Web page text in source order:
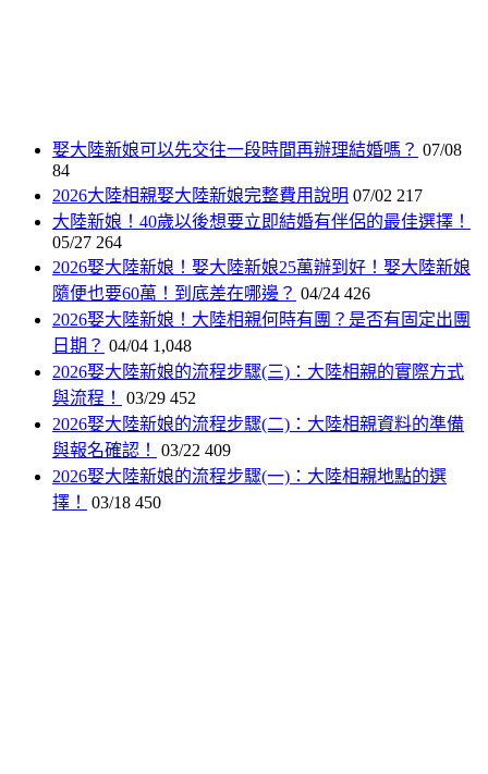
娶大陸新娘可以先交往一段時間再辦理結婚嗎？ 07/08
84
2026大陸相親娶大陸新娘完整費用說明 07/02 217
大陸新娘！40歲以後想要立即結婚有伴侶的最佳選擇！
05/27 264
2026娶大陸新娘！娶大陸新娘25萬辦到好！娶大陸新娘
隨便也要60萬！到底差在哪邊？ 04/24 426
2026娶大陸新娘！大陸相親何時有團？是否有固定出團
日期？ 04/04 1,048
2026娶大陸新娘的流程步驟(三)：大陸相親的實際方式
與流程！
03/29 452
2026娶大陸新娘的流程步驟(二)：大陸相親資料的準備
與報名確認！
03/22 409
2026娶大陸新娘的流程步驟(一)：大陸相親地點的選
擇！
03/18 450